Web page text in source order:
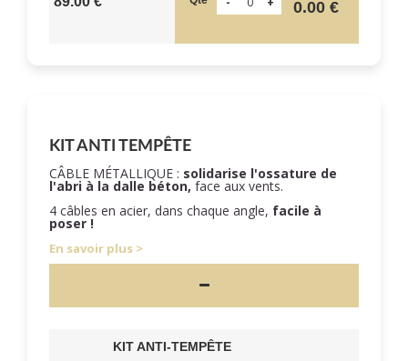
0.00 €
KIT ANTI TEMPÊTE
CÂBLE MÉTALLIQUE : solidarise l'ossature de
l'abri à la dalle béton, face aux vents.
4 câbles en acier, dans chaque angle, facile à
poser !
En savoir plus
KIT ANTI-TEMPÊTE